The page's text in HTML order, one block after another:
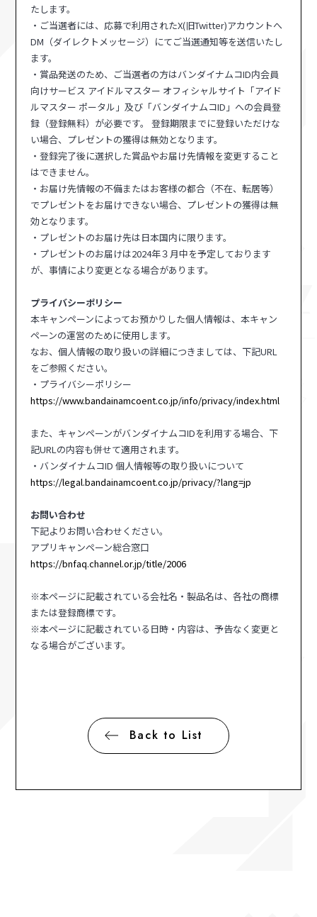
たします。
・ご当選者には、応募で利用されたX(旧Twitter)アカウントへ
DM（ダイレクトメッセージ）にてご当選通知等を送信いたし
ます。
・賞品発送のため、ご当選者の方はバンダイナムコID内会員
向けサービス アイドルマスター オフィシャルサイト「アイド
ルマスター ポータル」及び「バンダイナムコID」への会員登
録（登録無料）が必要です。 登録期限までに登録いただけな
い場合、プレゼントの獲得は無効となります。
・登録完了後に選択した賞品やお届け先情報を変更すること
はできません。
・お届け先情報の不備またはお客様の都合（不在、転居等）
でプレゼントをお届けできない場合、プレゼントの獲得は無
効となります。
・プレゼントのお届け先は日本国内に限ります。
・プレゼントのお届けは2024年３月中を予定しております
が、事情により変更となる場合があります。
プライバシーポリシー
本キャンペーンによってお預かりした個人情報は、本キャン
ペーンの運営のために使用します。
なお、個人情報の取り扱いの詳細につきましては、下記URL
をご参照ください。
・プライバシーポリシー
https://www.bandainamcoent.co.jp/info/privacy/index.html
また、キャンペーンがバンダイナムコIDを利用する場合、下
記URLの内容も併せて適用されます。
・バンダイナムコID 個人情報等の取り扱いについて
https://legal.bandainamcoent.co.jp/privacy/?lang=jp
お問い合わせ
下記よりお問い合わせください。
アプリキャンペーン総合窓口
https://bnfaq.channel.or.jp/title/2006
※本ページに記載されている会社名・製品名は、各社の商標
または登録商標です。
※本ページに記載されている日時・内容は、予告なく変更と
なる場合がございます。
Back to List